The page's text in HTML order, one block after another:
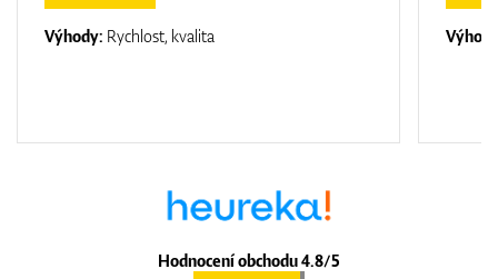
Hodnocení obchodu 4.8/5
Výhody: Rychlost, kvalita